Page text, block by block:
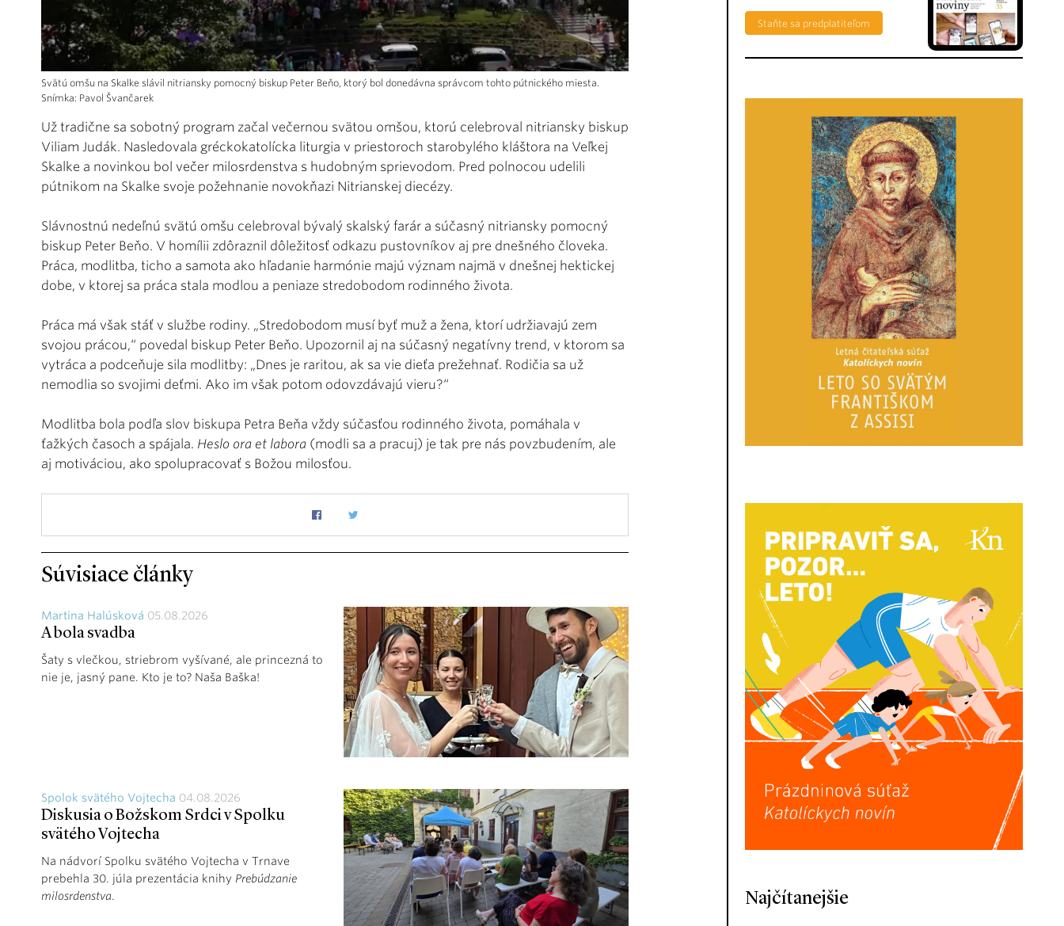
Svätú omšu na Skalke slávil nitriansky pomocný biskup Peter Beňo, ktorý bol donedávna správcom tohto pútnického miesta.
Snímka: Pavol Švančarek
Už tradične sa sobotný program začal večernou svätou omšou, ktorú celebroval nitriansky biskup
Viliam Judák. Nasledovala gréckokatolícka liturgia v priestoroch starobylého kláštora na Veľkej
Skalke a novinkou bol večer milosrdenstva s hudobným sprievodom. Pred polnocou udelili
pútnikom na Skalke svoje požehnanie novokňazi Nitrianskej diecézy.
Slávnostnú nedeľnú svätú omšu celebroval bývalý skalský farár a súčasný nitriansky pomocný
biskup Peter Beňo. V homílii zdôraznil dôležitosť odkazu pustovníkov aj pre dnešného človeka.
Práca, modlitba, ticho a samota ako hľadanie harmónie majú význam najmä v dnešnej hektickej
dobe, v ktorej sa práca stala modlou a peniaze stredobodom rodinného života.
Práca má však stáť v službe rodiny. „Stredobodom musí byť muž a žena, ktorí udržiavajú zem
svojou prácou,“ povedal biskup Peter Beňo. Upozornil aj na súčasný negatívny trend, v ktorom sa
vytráca a podceňuje sila modlitby: „Dnes je raritou, ak sa vie dieťa prežehnať. Rodičia sa už
nemodlia so svojimi deťmi. Ako im však potom odovzdávajú vieru?“
Modlitba bola podľa slov biskupa Petra Beňa vždy súčasťou rodinného života, pomáhala v
ťažkých časoch a spájala. Heslo ora et labora (modli sa a pracuj) je tak pre nás povzbudením, ale
aj motiváciou, ako spolupracovať s Božou milosťou.
Súvisiace články
Martina Halúsková 05.08.2026
A bola svadba
Šaty s vlečkou, striebrom vyšívané, ale princezná to
nie je, jasný pane. Kto je to? Naša Baška!
Spolok svätého Vojtecha 04.08.2026
Diskusia o Božskom Srdci v Spolku
svätého Vojtecha
Na nádvorí Spolku svätého Vojtecha v Trnave
prebehla 30. júla prezentácia knihy Prebúdzanie
milosrdenstva.
Staňte sa predplatiteľom
Najčítanejšie